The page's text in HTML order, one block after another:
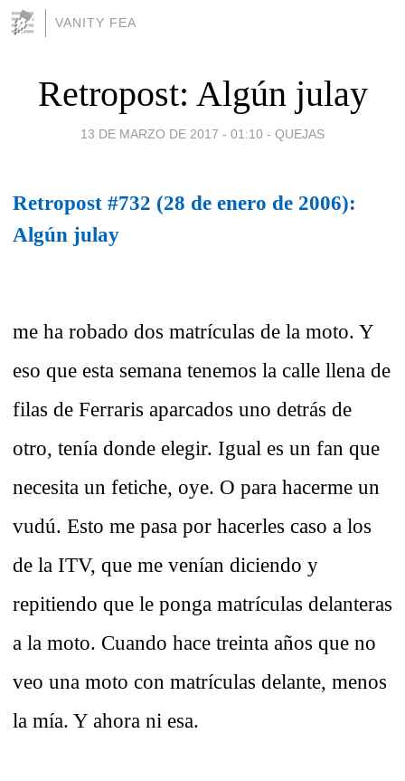
VANITY FEA
Retropost: Algún julay
13 DE MARZO DE 2017 - 01:10 - QUEJAS
Retropost #732 (28 de enero de 2006):
Algún julay
me ha robado dos matrículas de la moto. Y
eso que esta semana tenemos la calle llena de
filas de Ferraris aparcados uno detrás de
otro, tenía donde elegir. Igual es un fan que
necesita un fetiche, oye. O para hacerme un
vudú. Esto me pasa por hacerles caso a los
de la ITV, que me venían diciendo y
repitiendo que le ponga matrículas delanteras
a la moto. Cuando hace treinta años que no
veo una moto con matrículas delante, menos
la mía. Y ahora ni esa.